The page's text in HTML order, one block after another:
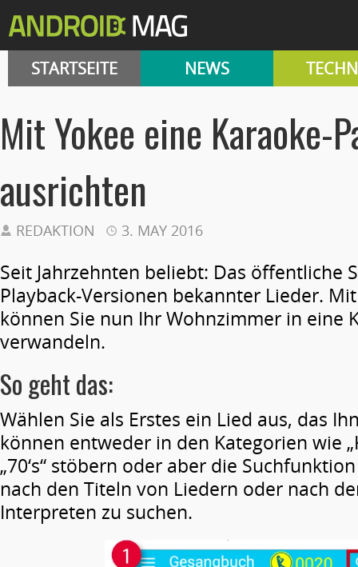
STARTSEITE NEWS
Mit Yokee eine Karaoke-
ausrichten
REDAKTION 3. MAY 2016
Seit Jahrzehnten beliebt: Das öffentliche
Playback-Versionen bekannter Lieder. Mit
können Sie nun Ihr Wohnzimmer in eine
verwandeln.
So geht das:
Wählen Sie als Erstes ein Lied aus, das
können entweder in den Kategorien wie
„70‘s“ stöbern oder aber die
nach den Titeln von Liedern oder nach
Interpreten zu suchen.